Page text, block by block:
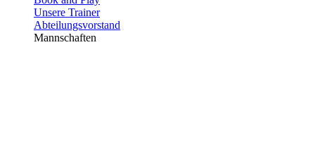
Unsere Trainer
Abteilungsvorstand
Mannschaften